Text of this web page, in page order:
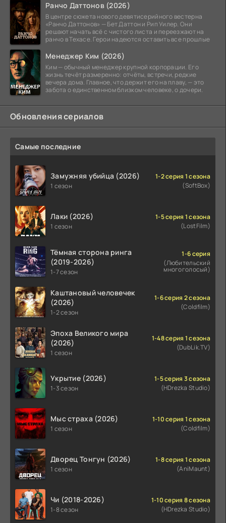
Ранчо Даттонов (2026)
В центре сюжета нового девятисерийного вестерна
«Ранчо Даттонов» — Бет Даттон и Рип Уилер. Они
решают начать всё с чистого листа и переезжают на
ранчо в Техасе. Герои надеются оставить все прошлые
Менеджер Ким (2026)
Ким — обычный менеджер крупной корпорации. Его
жизнь течёт размеренно: отчёты, встречи, редкие
вечера дома. Главное, что держит его на плаву, — это
забота о единственном близком человеке, о дочери.
Обновления сериалов
Самые последние
Замужняя убийца (2026)
1 сезон
1-2 серия 1 сезона
(SoftBox)
Лаки (2026)
1 сезон
1-5 серия 1 сезона
(LostFilm)
Тёмная сторона ринга
(2019-2026)
1-7 сезон
1-6 серия
(Любительский
многоголосый)
Каштановый человечек
(2026)
1-2 сезон
1-6 серия 2 сезона
(Coldfilm)
Эпоха Великого мира
(2026)
1 сезон
1-48 серия 1 сезона
(DubLik.TV)
Укрытие (2026)
1-3 сезон
1-5 серия 3 сезона
(HDrezka Studio)
Мыс страха (2026)
1 сезон
1-10 серия 1 сезона
(Coldfilm)
Дворец Тонгун (2026)
1 сезон
1-8 серия 1 сезона
(AniMaunt)
Чи (2018-2026)
1-8 сезон
1-10 серия 8 сезона
(HDrezka Studio)